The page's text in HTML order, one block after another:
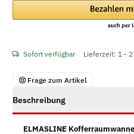
Sofort verfügbar Lieferzeit: 1 -
Frage zum Artikel
Beschreibung
ELMASLINE